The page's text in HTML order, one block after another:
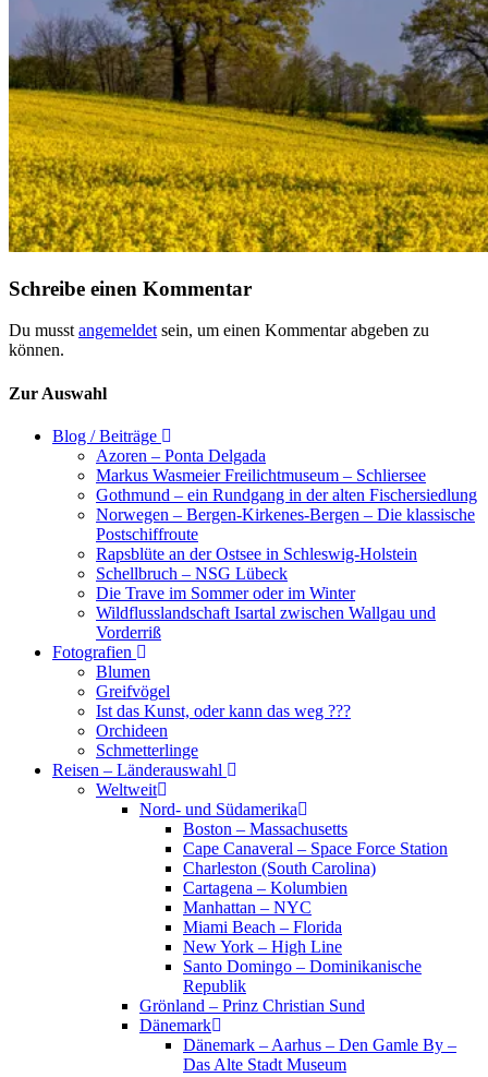
Schreibe einen Kommentar
Du musst angemeldet sein, um einen Kommentar abgeben zu
können.
Zur Auswahl
Blog / Beiträge
Azoren – Ponta Delgada
Markus Wasmeier Freilichtmuseum – Schliersee
Gothmund – ein Rundgang in der alten Fischersiedlung
Norwegen – Bergen-Kirkenes-Bergen – Die klassische
Postschiffroute
Rapsblüte an der Ostsee in Schleswig-Holstein
Schellbruch – NSG Lübeck
Die Trave im Sommer oder im Winter
Wildflusslandschaft Isartal zwischen Wallgau und
Vorderriß
Fotografien
Blumen
Greifvögel
Ist das Kunst, oder kann das weg ???
Orchideen
Schmetterlinge
Reisen – Länderauswahl
Weltweit
Nord- und Südamerika
Boston – Massachusetts
Cape Canaveral – Space Force Station
Charleston (South Carolina)
Cartagena – Kolumbien
Manhattan – NYC
Miami Beach – Florida
New York – High Line
Santo Domingo – Dominikanische
Republik
Grönland – Prinz Christian Sund
Dänemark
Dänemark – Aarhus – Den Gamle By –
Das Alte Stadt Museum